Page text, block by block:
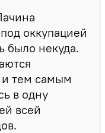
оккупацией
было некуда.
и тем самым
в одну
всей